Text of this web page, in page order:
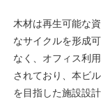
木材は再生可能な
なサイクルを形成
なく、オフィス利
されており、本ビ
を目指した施設設